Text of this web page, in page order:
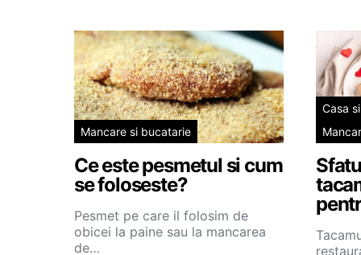
Mancare si bucatarie
Ce este pesmetul si cum
se foloseste?
Pesmet pe care il folosim de
obicei la paine sau la mancarea
de…
Casa